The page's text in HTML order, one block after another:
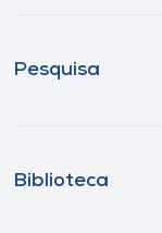
Pesquisa
Biblioteca